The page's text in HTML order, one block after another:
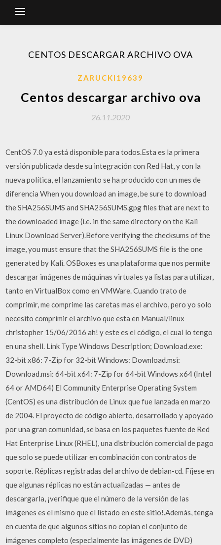
CENTOS DESCARGAR ARCHIVO OVA
ZARUCKI19639
Centos descargar archivo ova
26.11.2020
CentOS 7.0 ya está disponible para todos.Esta es la primera
versión publicada desde su integración con Red Hat, y con la
nueva política, el lanzamiento se ha producido con un mes de
diferencia When you download an image, be sure to download
the SHA256SUMS and SHA256SUMS.gpg files that are next to
the downloaded image (i.e. in the same directory on the Kali
Linux Download Server).Before verifying the checksums of the
image, you must ensure that the SHA256SUMS file is the one
generated by Kali. OSBoxes es una plataforma que nos permite
descargar imágenes de máquinas virtuales ya listas para utilizar,
tanto en VirtualBox como en VMWare. Cuando trato de
comprimir, me comprime las caretas mas el archivo, pero yo solo
necesito comprimir el archivo que esta en Manual/linux
christopher 15/06/2016 ah! y este es el código, el cual lo tengo
en una shell. Link Type Windows Description; Download.exe:
32-bit x86: 7-Zip for 32-bit Windows: Download.msi:
Download.msi: 64-bit x64: 7-Zip for 64-bit Windows x64 (Intel
64 or AMD64) El Community Enterprise Operating System
(CentOS) es una distribución de Linux que fue lanzada en marzo
de 2004. El proyecto de código abierto, desarrollado y apoyado
por una gran comunidad, se basa en los paquetes fuente de Red
Hat Enterprise Linux (RHEL), una distribución comercial de pago
que solo se puede utilizar en combinación con contratos de
soporte. Réplicas registradas del archivo de debian-cd. Fíjese en
que algunas réplicas no están actualizadas — antes de
descargarla, ¡verifique que el número de la versión de las
imágenes es el mismo que el listado en este sitio!.Además, tenga
en cuenta de que algunos sitios no copian el conjunto de
imágenes completo (especialmente las imágenes de DVD)